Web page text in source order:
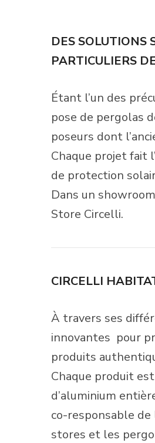
DES SOLUTIONS
PARTICULIERS
Étant l’un des
pose de pergolas
poseurs dont
Chaque projet fait
de protection
Dans un
Store Circelli.
CIRCELLI
À travers ses
innovantes pour
produits
Chaque produit
d’aluminium
co-responsable
stores et les